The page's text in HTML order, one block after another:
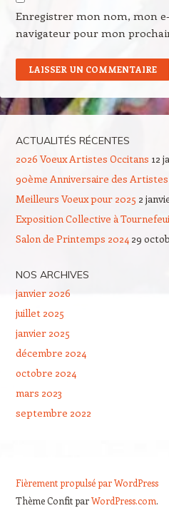
Enregistrer mon nom, mon
navigateur pour mon
ACTUALITÉS RÉCENTES
2026 Voeux Artistes Occitans 12
90ème Anniversaire des Artistes
Meilleurs Voeux pour 2025 2
Exposition Collective à
Salon de Printemps 2024 29
NOS ARCHIVES
janvier 2026
juillet 2025
janvier 2025
décembre 2024
octobre 2024
mars 2023
septembre 2022
Fièrement propulsé par WordPress
Thème Confit parWordPress.com.